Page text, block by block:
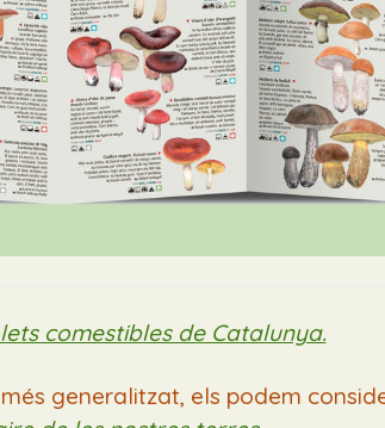
comestibles de Catalunya.
generalitzat, els podem